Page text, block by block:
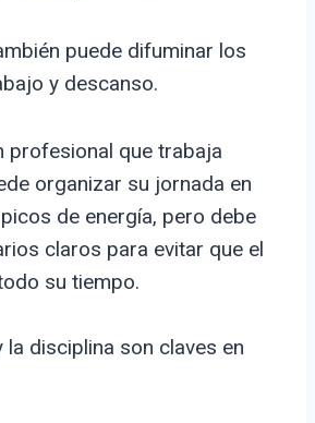
puede difuminar los
y descanso.
profesional que trabaja
organizar su jornada en
de energía, pero debe
claros para evitar que el
su tiempo.
la disciplina son claves en